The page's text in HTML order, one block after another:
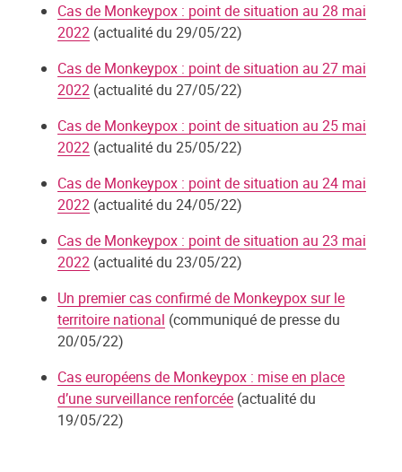
Cas de Monkeypox : point de situation au 28 mai
2022 (actualité du 29/05/22)
Cas de Monkeypox : point de situation au 27 mai
2022 (actualité du 27/05/22)
Cas de Monkeypox : point de situation au 25 mai
2022 (actualité du 25/05/22)
Cas de Monkeypox : point de situation au 24 mai
2022 (actualité du 24/05/22)
Cas de Monkeypox : point de situation au 23 mai
2022 (actualité du 23/05/22)
Un premier cas confirmé de Monkeypox sur le
territoire national (communiqué de presse du
20/05/22)
Cas européens de Monkeypox : mise en place
d’une surveillance renforcée (actualité du
19/05/22)